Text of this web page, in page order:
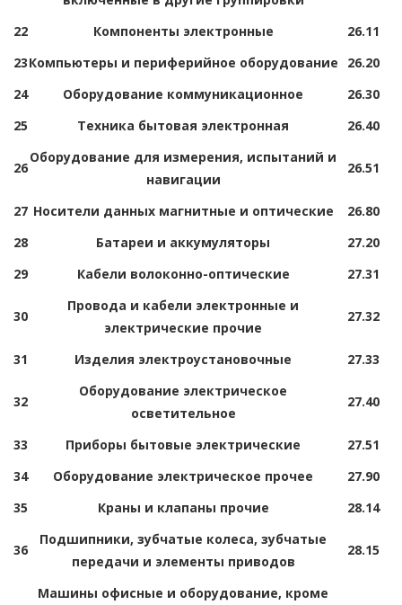
22
Компоненты электронные
26.11
23Компьютеры и периферийное оборудование
26.20
24
Оборудование коммуникационное
26.30
25
Техника бытовая электронная 26.40
26
Оборудование для измерения, испытаний и
навигации
26.51
27 Носители данных магнитные и оптические
26.80
28
Батареи и аккумуляторы
27.20
29
Кабели волоконно-оптические 27.31
30
Провода и кабели электронные и
электрические прочие
27.32
31 Изделия электроустановочные 27.33
32
Оборудование электрическое
осветительное
27.40
33 Приборы бытовые электрические
27.51
34
Оборудование электрическое прочее
27.90
35
Краны и клапаны прочие 28.14
36
Подшипники, зубчатые колеса, зубчатые
передачи и элементы приводов
28.15
Машины офисные и оборудование, кроме